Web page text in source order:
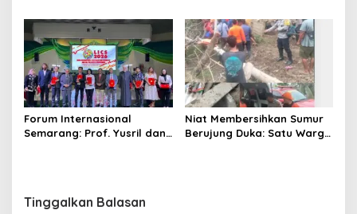
Hormati Asas Praduga
Tidak Bersalah
Forum Internasional
Semarang: Prof. Yusril dan
Anak
Niat Membersihkan Sumur
Berujung Duka: Satu Warga
Tinggalkan Balasan